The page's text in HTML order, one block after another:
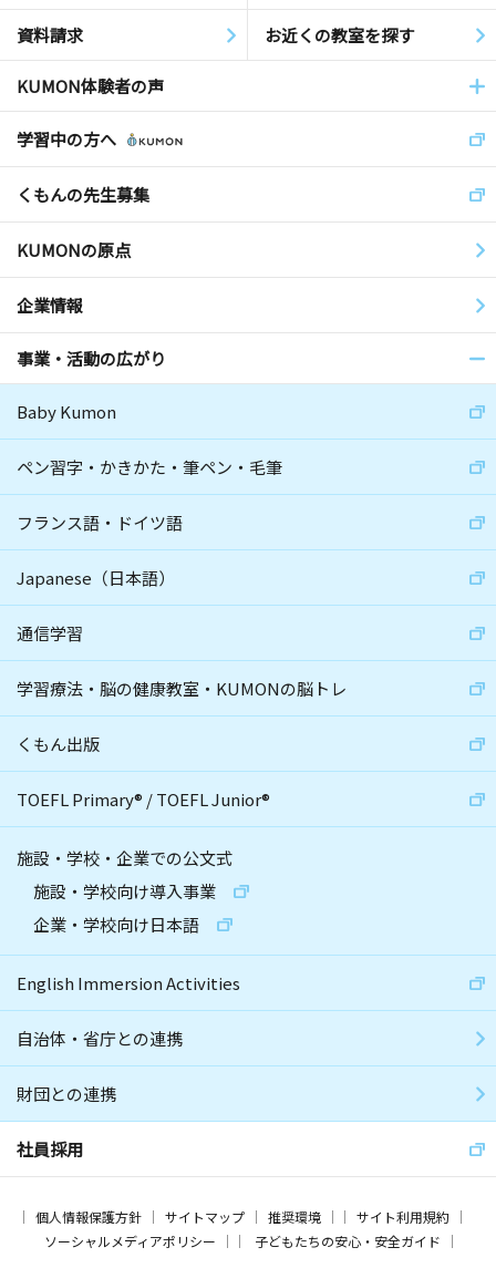
資料請求 お近くの教室を探す
KUMON体験者の声
学習中の方へ
くもんの先生募集
KUMONの原点
企業情報
事業・活動の広がり
Baby Kumon
ペン習字・かきかた・筆ペン・毛筆
フランス語・ドイツ語
Japanese（日本語）
通信学習
学習療法・脳の健康教室・KUMONの脳トレ
くもん出版
TOEFL Primary® /TOEFL Junior®
施設・学校・企業での公文式
施設・学校向け導入事業
企業・学校向け日本語
English Immersion Activities
自治体・省庁との連携
財団との連携
社員採用
個人情報保護方針 サイトマップ 推奨環境
サイト利用規約
ソーシャルメディアポリシー
子どもたちの安心・安全ガイド